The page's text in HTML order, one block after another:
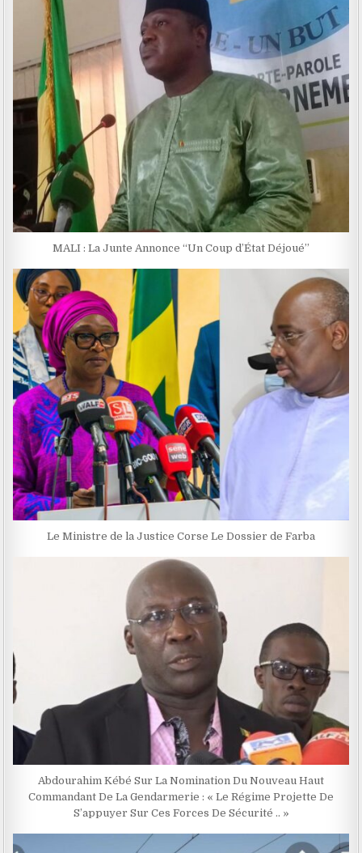
MALI : La Junte Annonce ‘‘Un Coup d’État Déjoué’’
Le Ministre de la Justice Corse Le Dossier de Farba
Abdourahim Kébé Sur La Nomination Du Nouveau Haut
Commandant De La Gendarmerie : « Le Régime Projette De
S’appuyer Sur Ces Forces De Sécurité .. »